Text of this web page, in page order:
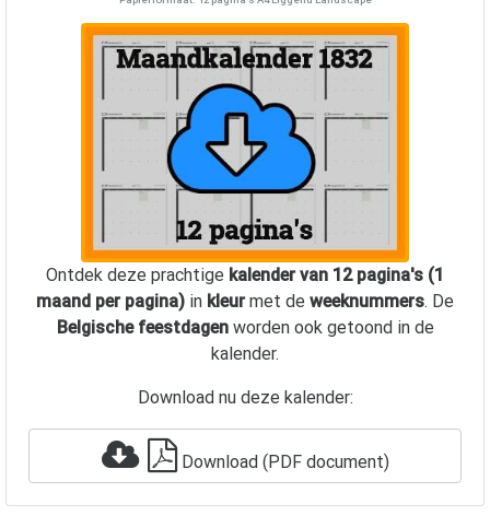
Ontdek deze prachtige kalender van 12 pagina's (1
maand per pagina) in kleurmet de weeknummers. De
Belgische feestdagenworden ook getoond in de
kalender.
Download nu deze kalender:
Download (PDF document)